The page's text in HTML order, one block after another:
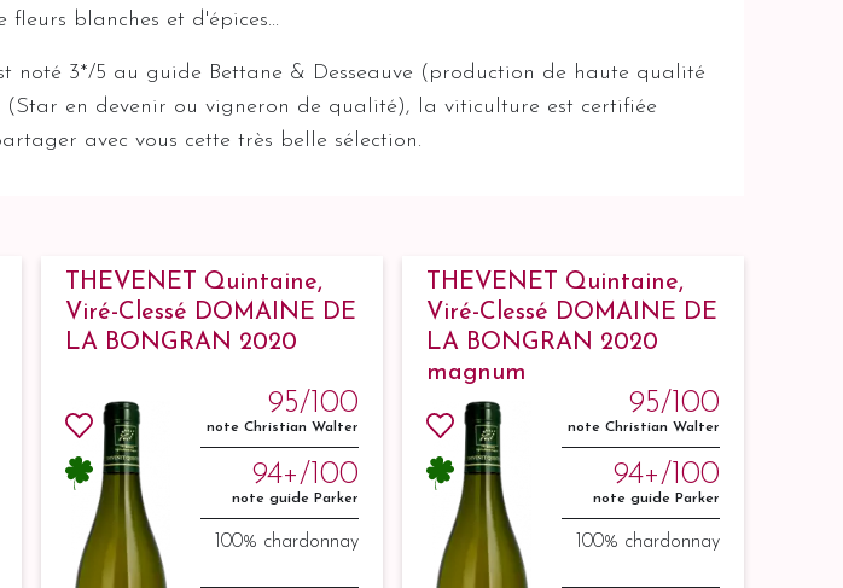
blanches et d'épices...
3*/5 au guide Bettane & Desseauve (production de haute qualité
en devenir ou vigneron de qualité), la viticulture est certifiée
avec vous cette très belle sélection.
THEVENET Quintaine,
Viré-Clessé DOMAINE DE
LA BONGRAN 2020
95/100
note Christian Walter
94+/100
note guide Parker
100% chardonnay
THEVENET Quintaine,
Viré-Clessé DOMAINE DE
LA BONGRAN 2020
magnum
95/100
note Christian Walter
94+/100
note guide Parker
100% chardonnay